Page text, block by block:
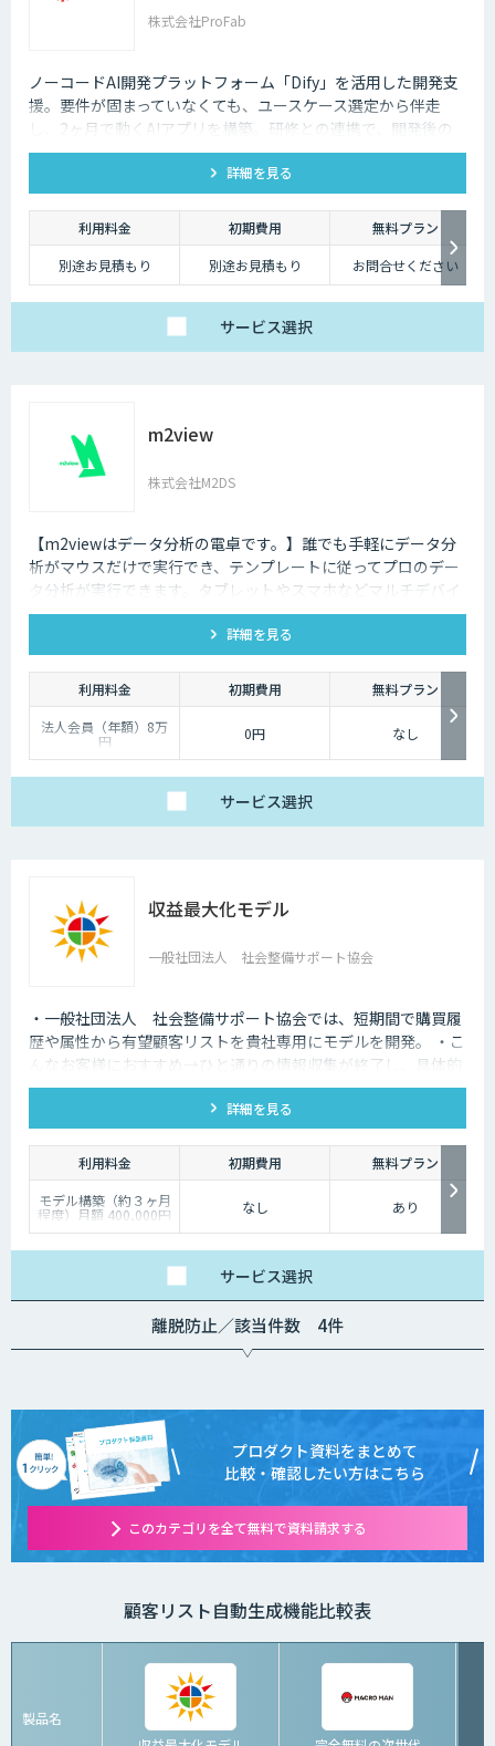
株式会社ProFab
ノーコードAI開発プラットフォーム「Dify」を活用した開発支
援。要件が固まっていなくても、ユースケース選定から伴走
し、2ヶ月で動くAIアプリを構築。研修との連携で、開発後の
内製化・自走までサポートします。
詳細を見る
利用料金 初期費用
無料プラン
別途お見積もり
別途お見積もり お問合せください
サービス選択
m2view
株式会社M2DS
【m2viewはデータ分析の電卓です。】誰でも手軽にデータ分
析がマウスだけで実行でき、テンプレートに従ってプロのデー
タ分析が実行できます。タブレットやスマホなどマルチデバイ
ス対応で、ブラウザから利用できます。現状分析や需要予測な
ど高度なデータ分析があなたの社内で実現できます。
詳細を見る
利用料金 初期費用
無料プラン
法人会員（年額）8万
円 0円 なし
サービス選択
収益最大化モデル
一般社団法人 社会整備サポート協会
・一般社団法人 社会整備サポート協会では、短期間で購買履
歴や属性から有望顧客リストを貴社専用にモデルを開発。 ・こ
んなお客様におすすめ→ひと通りの情報収集が終了し、具体的
なモデル開発を検討しているお客様。
詳細を見る
利用料金 初期費用
無料プラン
モデル構築（約３ヶ月
程度）月額 400,000円
～
なし あり
サービス選択
離脱防止／該当件数 4件
プロダクト資料をまとめて
比較・確認したい方はこちら
このカテゴリを全て無料で資料請求する
顧客リスト自動生成機能比較表
製品名